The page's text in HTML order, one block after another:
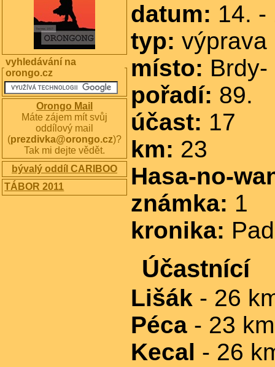
vyhledávání na
orongo.cz
Orongo Mail
Máte zájem mít svůj
oddílový mail
(prezdivka@orongo.cz)?
Tak mi dejte vědět.
bývalý oddíl CARIBOO
TÁBOR 2011
datum: 14. -
typ: výprava
místo:
pořadí: 89.
účast: 17
km: 23
Hasa-no-
známka: 1
kronika:
Účastnící
Lišák - 26
Péca - 23 km
Kecal - 26